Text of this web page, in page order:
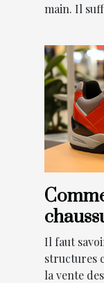
main. Il
de
Il faut
structures
la vente